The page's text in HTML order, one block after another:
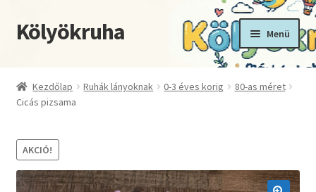
Ugrás
a
Kilépés
a
Kölyökruha Menü
Fiókom
Kosár
Pénztár
Kezdőlap Ruhák lányoknak 0-3 éves korig
80-as méret
Cicás pizsama
AKCIÓ!